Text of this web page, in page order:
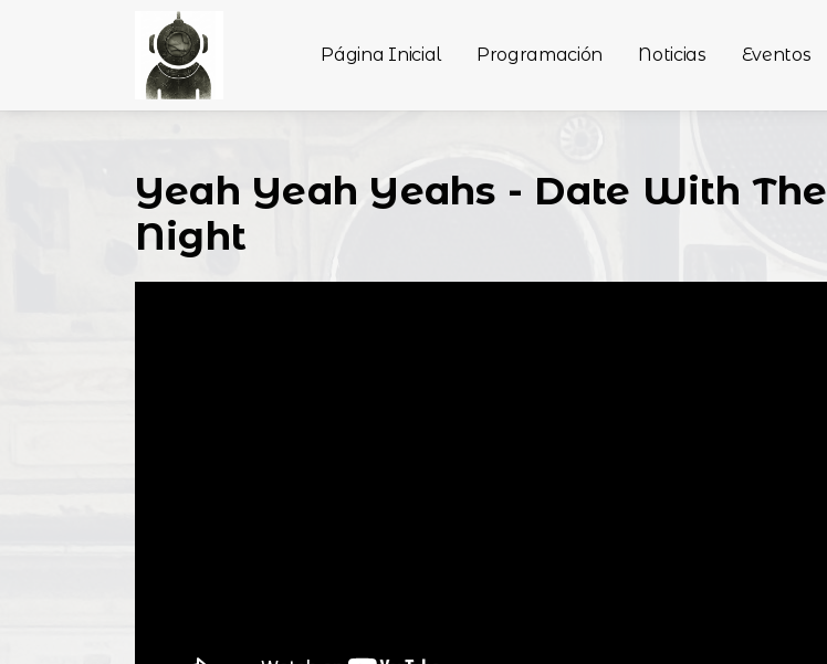
Página Inicial Programación Noticias Eventos
Yeah Yeah Yeahs - Date With The
Night